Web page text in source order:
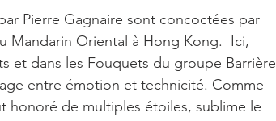
Pierre Gagnaire sont concoctées par
Mandarin Oriental à Hong Kong.  Ici,
et dans les Fouquets du groupe Barrière
entre émotion et technicité. Comme
honoré de multiples étoiles, sublime le